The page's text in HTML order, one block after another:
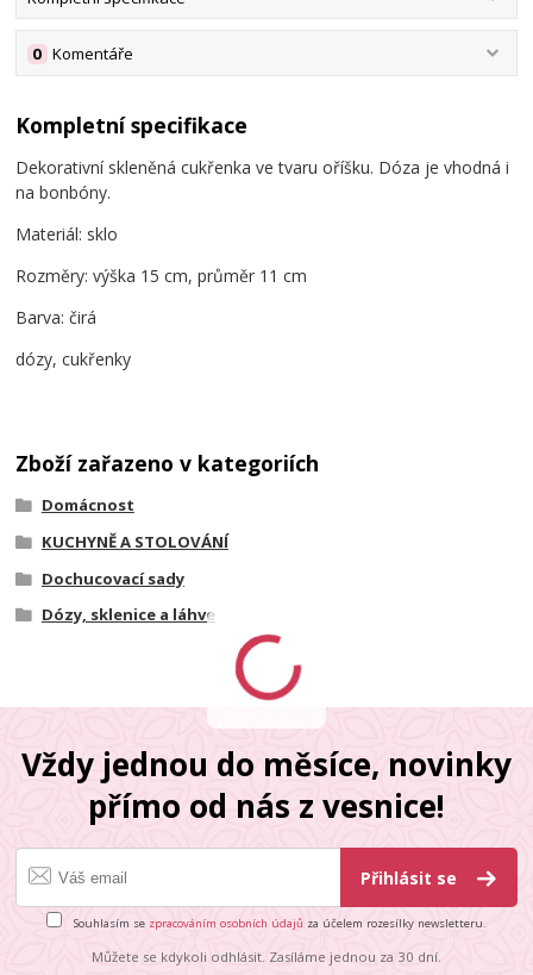
Komentáře
0
Kompletní specifikace
Dekorativní skleněná cukřenka ve tvaru oříšku. Dóza je vhodná i
na bonbóny.
Materiál: sklo
Rozměry: výška 15 cm, průměr 11 cm
Barva: čirá
dózy, cukřenky
Zboží zařazeno v kategoriích
Domácnost
KUCHYNĚ A STOLOVÁNÍ
Dochucovací sady
Dózy, sklenice a láhve
Vždy jednou do měsíce, novinky
přímo od nás z vesnice!
Přihlásit se
Souhlasím se zpracováním osobních údajů za účelem rozesílky newsletteru.
Můžete se kdykoli odhlásit. Zasíláme jednou za 30 dní.